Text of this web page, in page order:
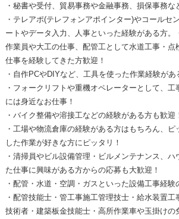
・秘書や受付、貿易事務や金融事務、損保事務な
・テレアポ(テレフォンアポインター)やコールセ
ートやデータ入力、人事といった経験がある方。
作業員や大工の仕事、配管工として水道工事・点
仕事を経験してきた方歓迎！
・自作PCやDIYなど、工具を使った作業経験があ
・フォークリフトや重機オペレーターとして、
には身近なお仕事！
・バイク整備や溶接工などの経験がある方も歓迎
・工場や物流倉庫の経験がある方はもちろん、ピ
した作業が好きな方にピッタリ！
・清掃員やビル設備管理・ビルメンテナンス、ハ
た仕事に興味がある方からの応募も大歓迎！
・配管・水道・空調・ガスといった設備工事経験
・配管技能士・管工事施工管理技士・給水装置
技術者・建築板金技能士・高所作業車や玉掛けの